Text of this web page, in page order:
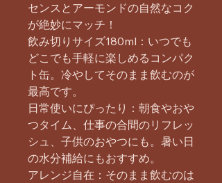
センスとアーモンドの自然なコク
が絶妙にマッチ！
飲み切りサイズ180ml：いつでも
どこでも手軽に楽しめるコンパク
ト缶。冷やしてそのまま飲むのが
最高です。
日常使いにぴったり：朝食やおや
つタイム、仕事の合間のリフレッ
シュ、子供のおやつにも。暑い日
の水分補給にもおすすめ。
アレンジ自在：そのまま飲むのは